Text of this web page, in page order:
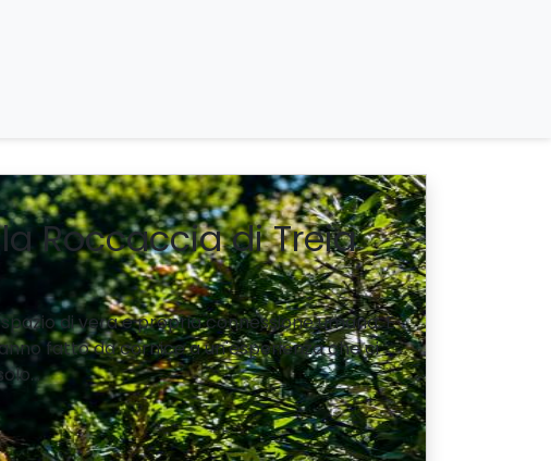
Roccaccia di Treia
di vera e propria connessione umana. È
fatto da cornice a un'esperienza che ci